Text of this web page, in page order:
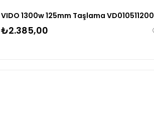
VIDO 1300w 125mm Taşlama VD010511200
₺2.385,00